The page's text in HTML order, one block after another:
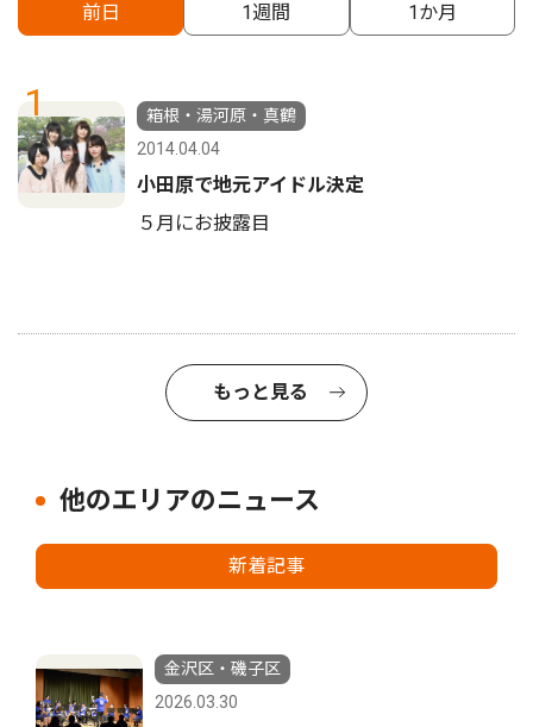
前日 1週間 1か月
1
箱根・湯河原・真鶴
2014.04.04
小田原で地元アイドル決定
５月にお披露目
もっと見る
他のエリアのニュース
新着記事
金沢区・磯子区
2026.03.30